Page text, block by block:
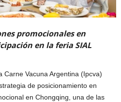
promocionales en
en la feria SIAL
Carne Vacuna Argentina (Ipcva)
de posicionamiento en
en Chongqing, una de las